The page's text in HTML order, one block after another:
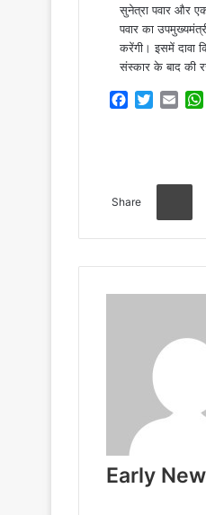
सुनेत्रा पवार और
पवार का
करेंगी। इसमें दावा
संस्कार के बाद की
o
e
Share
Early